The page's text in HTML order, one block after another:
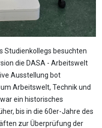
Studienkollegs besuchten
die DASA - Arbeitswelt
Ausstellung bot
Arbeitswelt, Technik und
ein historisches
bis in die 60er-Jahre des
zur Überprüfung der